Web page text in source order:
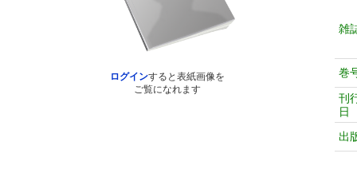
ログインすると表紙画像を
ご覧になれます
雑
巻
刊
日
出